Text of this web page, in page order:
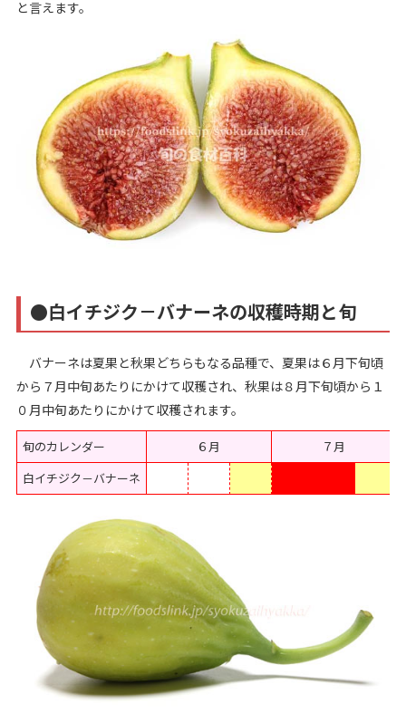
と言えます。
●白イチジク－バナーネの収穫時期と旬
バナーネは夏果と秋果どちらもなる品種で、夏果は６月下旬頃
から７月中旬あたりにかけて収穫され、秋果は８月下旬頃から１
０月中旬あたりにかけて収穫されます。
旬のカレンダー ６月
７月
白イチジク－バナーネ